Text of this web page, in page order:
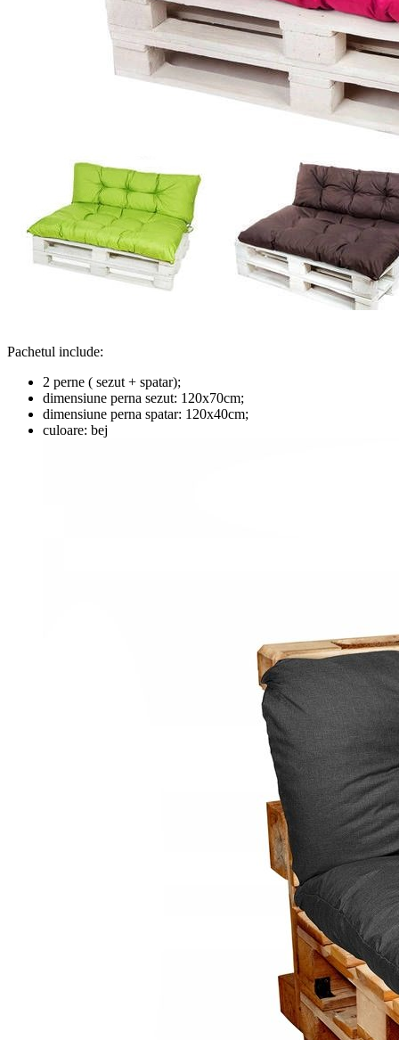
Pachetul include:
2 perne ( sezut + spatar);
dimensiune perna sezut: 120x70cm;
dimensiune perna spatar: 120x40cm;
culoare: bej